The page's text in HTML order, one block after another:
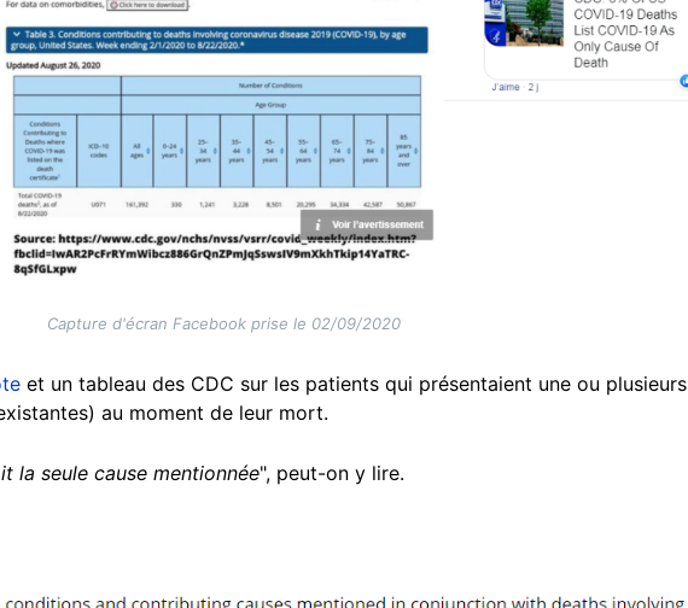
Capture d'écran Facebook prise le 02/09/2020
et un tableau des CDC sur les patients qui présentaient une ou plusieurs
au moment de leur mort.
la seule cause mentionnée", peut-on y lire.